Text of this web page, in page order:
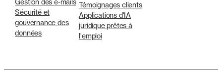
Sécurité et
gouvernance des
données
Témoignages clients
Applications d'IA
juridique prêtes à
l'emploi